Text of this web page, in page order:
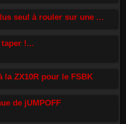
seul à rouler sur une ...
taper !...
la ZX10R pour le FSBK
de jUMPOFF